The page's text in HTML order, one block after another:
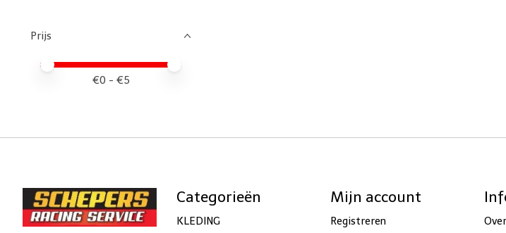
Prijs
Minimale prijswaarde
Price maximum value
€0 - €5
Categorieën
KLEDING
Mijn account
Registreren